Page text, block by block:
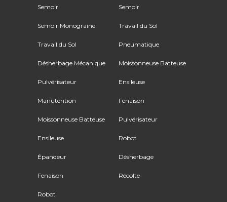
Semoir
Semoir Monograine
Travail du Sol
Désherbage Mécanique
Pulvérisateur
Manutention
Moissonneuse Batteuse
Ensileuse
Épandeur
Fenaison
Robot
Semoir
Travail du Sol
Pneumatique
Moissonneuse Batteuse
Ensileuse
Fenaison
Pulvérisateur
Robot
Désherbage
Récolte